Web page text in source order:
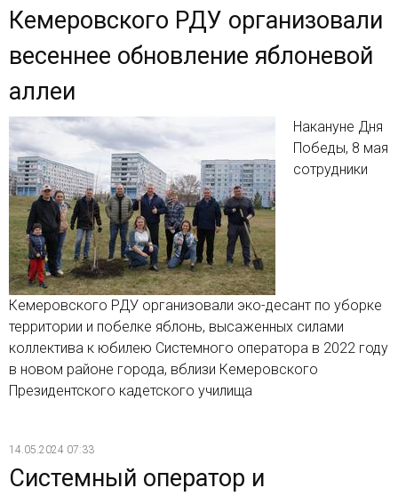
Кемеровского РДУ организовали
весеннее обновление яблоневой
аллеи
Накануне Дня
Победы, 8 мая
сотрудники
Кемеровского РДУ организовали эко-десант по уборке
территории и побелке яблонь, высаженных силами
коллектива к юбилею Системного оператора в 2022 году
в новом районе города, вблизи Кемеровского
Президентского кадетского училища
14.05.2024 07:33
Системный оператор и